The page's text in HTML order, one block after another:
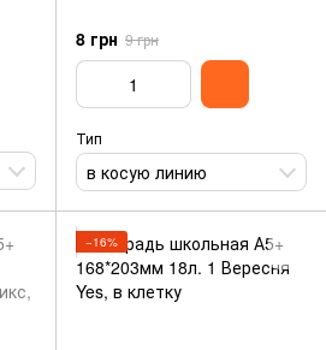
8 грн 9 грн
Тип
в косую линию
−16%